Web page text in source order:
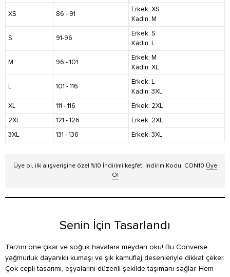
XS 86 - 91
Erkek: XS
Kadın: M
S 91-96
Erkek: S
Kadın: L
M 96 - 101
Erkek: M
Kadın: XL
L 101 - 116
Erkek: L
Kadın: 3XL
XL
111 - 116
Erkek: 2XL
2XL
121 - 126
Erkek: 2XL
3XL
131 - 136 Erkek: 3XL
Üye ol, ilk alışverişine özel %10 İndirimi keşfet! İndirim Kodu: CON10 Üye
Ol
Senin İçin Tasarlandı
Tarzını öne çıkar ve soğuk havalara meydan oku! Bu Converse
yağmurluk dayanıklı kumaşı ve şık kamuflaj desenleriyle dikkat çeker.
Çok cepli tasarımı, eşyalarını düzenli şekilde taşımanı sağlar. Hem